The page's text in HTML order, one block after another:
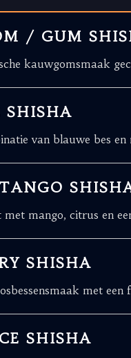
/ GUM
kauwgomsmaak
SHISHA
van blauwe bes
met mango, citrus en
SHISHA
met
SHISHA